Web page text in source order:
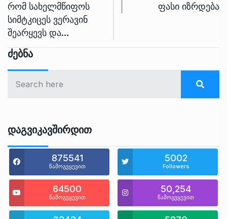
რომ სახელმწიფოს
სიმტკიცეს ვერავინ
შეარყევს და…
ფასი იზრდება
Ძებნა
Დაგვიკავშირდით
875541
წამოგვყევით
5002
Followers
64500
წამოგვყევით
50,254
წამოგვყევით